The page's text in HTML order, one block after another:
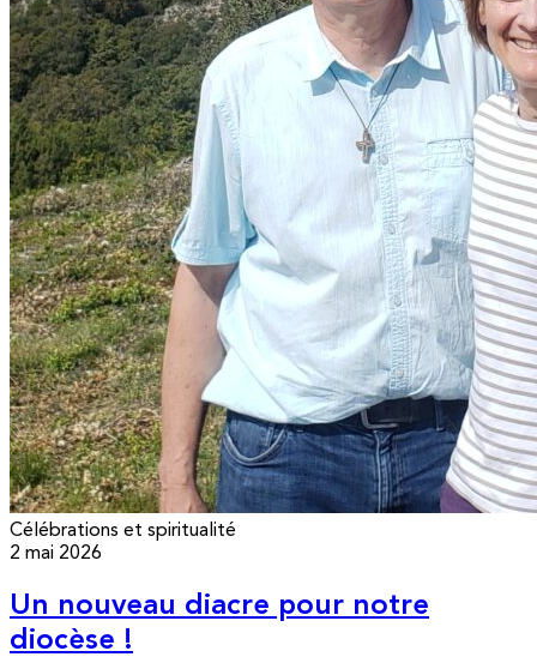
Célébrations et spiritualité
2 mai 2026
Un nouveau diacre pour notre
diocèse !